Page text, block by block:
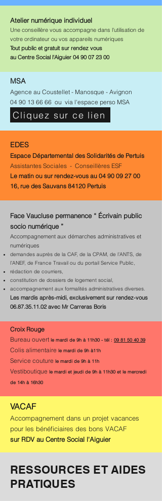
Atelier numériqueindividuel
Une conseillère vous accompagne dans l'utilisation de
votre ordinateur ou vos appareils numériques
Tout public et gratuit sur rendez vous
au Centre Social l'Aiguier 04 90 07 23 00
MSA
Agence au Coustellet - Manosque - Avignon
04 90 13 66 66 ou via l'espace perso MSA
Cliquez sur ce lien
EDES
Espace Départemental des Solidarités de Pertuis
Assistantes Sociales - Conseillères ESF
Le matin ou sur rendez-vous au 04 90 09 27 00
16, rue des Sauvans 84120 Pertuis
Face Vaucluse permanence “ Écrivain public
socio numérique ”
Accompagnement aux démarches administratives et
numériques
demandes auprès de la CAF, de la CPAM, de l’ANTS, de
l’ANEF, de France Travail ou du portail Service Public,
rédaction de courriers,
constitution de dossiers de logement social,
accompagnement aux formalités administratives diverses.
Les mardis après-midi, exclusivement sur rendez-vous
06.87.35.11.02 avec Mr Carreras Boris
Croix Rouge
Bureau ouvert le mardi de 9h à 11h30 - tél : 09 81 50 40 39
Colis alimentaire le mardi de 9h à11h
Service couture le mardi de 9h à 11h
Vestiboutique le mardi et jeudi de 9h à 11h30 et le mercredi
de 14h à 16h30
VACAF
Accompagnement dans un projet vacances
pour les bénéficiaires des bons VACAF
sur RDV au Centre Social l'Aiguier
RESSOURCES ET AIDES
PRATIQUES